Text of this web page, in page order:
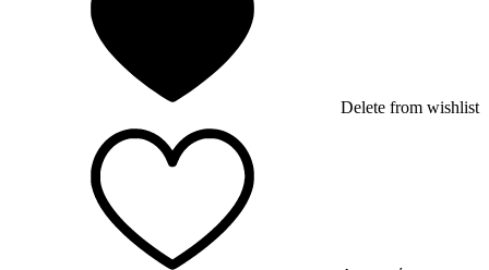
Delete from wishlist